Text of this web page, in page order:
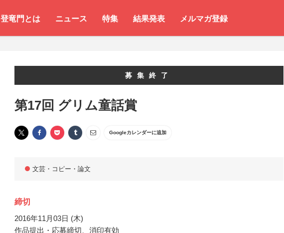
登竜門とは ニュース 特集 結果発表 メルマガ登録
募集終了
第17回 グリム童話賞
Googleカレンダーに追加
文芸・コピー・論文
締切
2016年11月03日 (木)
作品提出・応募締切、消印有効